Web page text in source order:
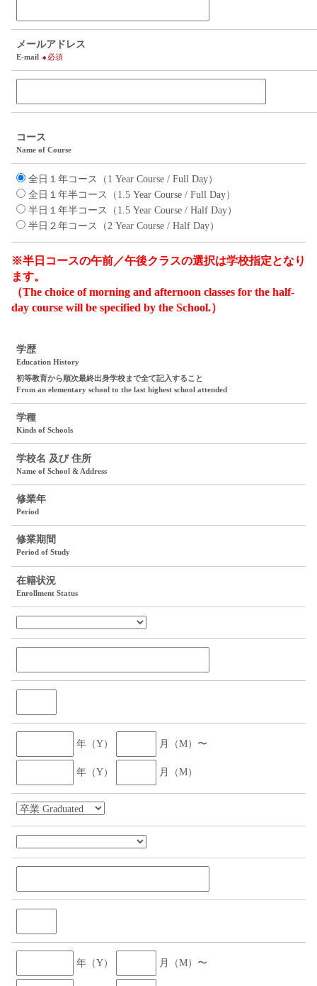
メールアドレス
E-mail 必須
コース
Name of Course
全日１年コース（1 Year Course / Full Day）
全日１年半コース（1.5 Year Course / Full Day）
半日１年半コース（1.5 Year Course / Half Day）
半日２年コース（2 Year Course / Half Day）
※半日コースの午前／午後クラスの選択は学校指定となり
ます。
（The choice of morning and afternoon classes for the half-
day course will be specified by the School.）
学歴
Education History
初等教育から順次最終出身学校まで全て記入すること
From an elementary school to the last highest school attended
学種
Kinds of Schools
学校名 及び 住所
Name of School & Address
修業年
Period
修業期間
Period of Study
在籍状況
Enrollment Status
年（Y） 月（M）〜
年（Y） 月（M）
年（Y） 月（M）〜